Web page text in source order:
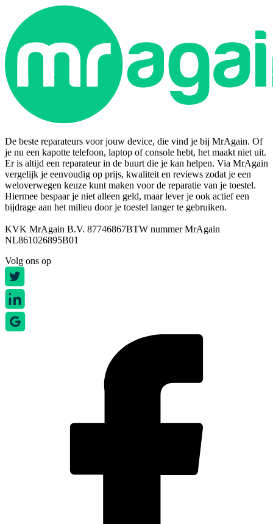
De beste reparateurs voor jouw device, die vind je bij MrAgain. Of
je nu een kapotte telefoon, laptop of console hebt, het maakt niet uit.
Er is altijd een reparateur in de buurt die je kan helpen. Via MrAgain
vergelijk je eenvoudig op prijs, kwaliteit en reviews zodat je een
weloverwegen keuze kunt maken voor de reparatie van je toestel.
Hiermee bespaar je niet alleen geld, maar lever je ook actief een
bijdrage aan het milieu door je toestel langer te gebruiken.
KVK MrAgain B.V. 87746867BTW nummer MrAgain
NL861026895B01
Volg ons op